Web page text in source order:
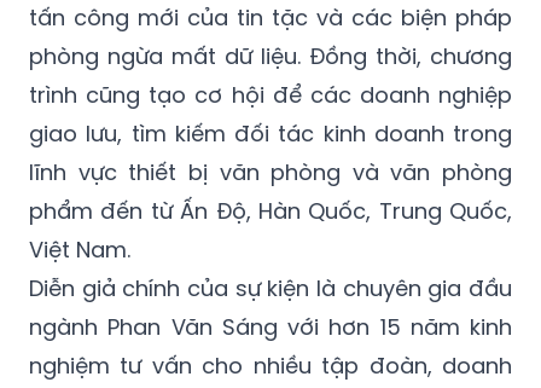
tấn công mới của tin tặc và các biện pháp
phòng ngừa mất dữ liệu. Đồng thời, chương
trình cũng tạo cơ hội để các doanh nghiệp
giao lưu, tìm kiếm đối tác kinh doanh trong
lĩnh vực thiết bị văn phòng và văn phòng
phẩm đến từ Ấn Độ, Hàn Quốc, Trung Quốc,
Việt Nam.
Diễn giả chính của sự kiện là chuyên gia đầu
ngành Phan Văn Sáng với hơn 15 năm kinh
nghiệm tư vấn cho nhiều tập đoàn, doanh